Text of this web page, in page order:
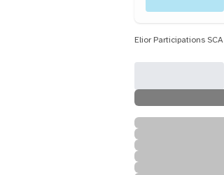
Elior Participations SCA